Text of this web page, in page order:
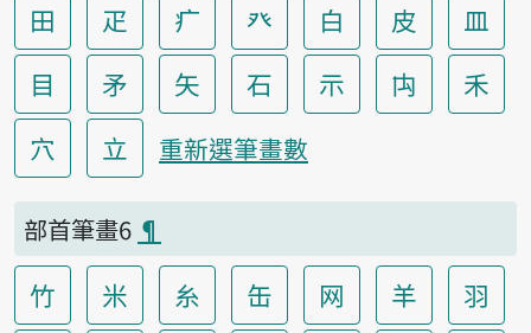
田
疋 疒 癶 白 皮
皿
目
矛 矢 石 示 禸
禾
穴
立 重新選筆畫數
部首筆畫6 ¶
竹 米 糸 缶 网 羊
羽